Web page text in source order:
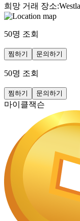
희망 거래 장소:
50명 조회
찜하기 문의하기
50명 조회
찜하기 문의하기
마이클잭슨